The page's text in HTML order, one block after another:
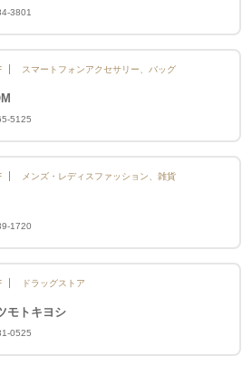
3801
スマートフォンアクセサリー、バッグ
5125
メンズ・レディスファッション、雑貨
1720
ドラッグストア
トキヨシ
0525